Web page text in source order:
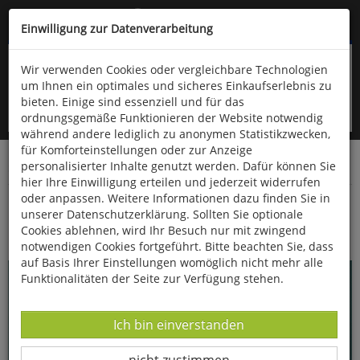
Kompletten Head der Seite überspringen
oder (06766) 9323-960
Startseite Bücher Essen & Trinken
Super einfach One Pot
Einwilligung zur Datenverarbeitung
Wir verwenden Cookies oder vergleichbare Technologien
um Ihnen ein optimales und sicheres Einkaufserlebnis zu
bieten. Einige sind essenziell und für das
ordnungsgemäße Funktionieren der Website notwendig
während andere lediglich zu anonymen Statistikzwecken,
für Komforteinstellungen oder zur Anzeige
personalisierter Inhalte genutzt werden. Dafür können Sie
hier Ihre Einwilligung erteilen und jederzeit widerrufen
oder anpassen. Weitere Informationen dazu finden Sie in
unserer Datenschutzerklärung. Sollten Sie optionale
Cookies ablehnen, wird Ihr Besuch nur mit zwingend
notwendigen Cookies fortgeführt. Bitte beachten Sie, dass
auf Basis Ihrer Einstellungen womöglich nicht mehr alle
Funktionalitäten der Seite zur Verfügung stehen.
Datenverarbeitung -
Ich bin einverstanden